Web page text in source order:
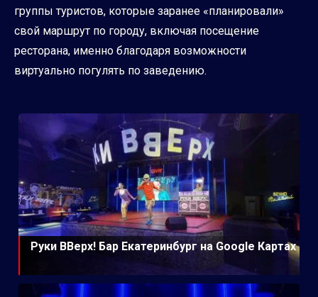
группы туристов, которые заранее «планировали»
свой маршрут по городу, включая посещение
ресторана, именно благодаря возможности
виртуально погулять по заведению.
Руки ВВерх! Бар Екатеринбург на Google Картах